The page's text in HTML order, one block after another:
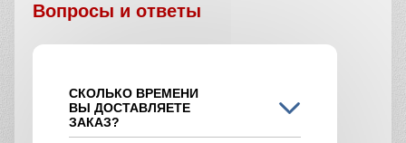
Вопросы и ответы
СКОЛЬКО ВРЕМЕНИ
ВЫ ДОСТАВЛЯЕТЕ
ЗАКАЗ?